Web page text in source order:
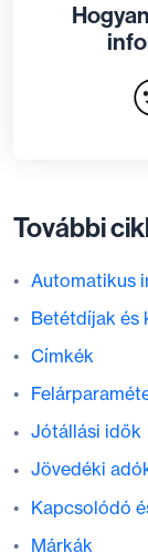
További
Automatikus
Betétdíjak és
Címkék
Jótállási idők
Jövedéki
Kapcsolódó
Márkák